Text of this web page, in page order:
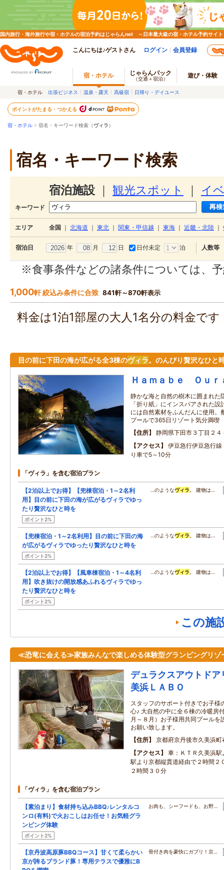
国内旅行・海外旅行や宿・ホテルの宿泊予約はじゃらんnet ～日本最大級の宿・ホテル予約サイト
こんにちは♪ゲストさん ログイン 会員登録
宿・ホテル じゃらんパック
（交通＋宿泊） 遊び・体験
宿・ホテル 出張ビジネス 温泉・露天 高級宿 日帰り・デイユース
ポイントがたまる・つかえる
宿・ホテル > 宿名・キーワード検索（ヴィラ）
宿名・キーワード検索
宿泊施設 観光スポット イ
キーワード
エリア 全国 北海道 東北 関東・甲信越 東海 近畿・北陸
宿泊日 年 月 日 日付未定 泊 人数等
※食事条件などの諸条件については、
1,000軒 絞込み条件に合致 841軒～870軒表示
料金は1泊1部屋の大人1名分の料金で
目の前に下田の海が広がる全3棟のヴィラ。のんびり贅沢なひと
Ｈａｍａｂｅ Ｏｕｒ
静かな海と自然の樹木に囲まれた
「折り紙」にインスパアされた
には自然素材をふんだんに使用。
プールで365日リゾート気分満喫
住所
静岡県下田市３丁目２４
アクセス
伊豆急行伊豆急行
り車で5～10分
「ヴィラ」を含む宿泊プラン
【2泊以上でお得】【兜棟宿泊・1～2名利
用】目の前に下田の海が広がるヴィラでゆっ
たり贅沢なひと時を
ポイント2%
…のようなヴィラ 。 建物は…
【兜棟宿泊・1～2名利用】目の前に下田の海
が広がるヴィラでゆったり贅沢なひと時を
ポイント2%
…のようなヴィラ 。 建物は…
【2泊以上でお得】【風車棟宿泊・1～4名利
用】吹き抜けの開放感あふれるヴィラでゆっ
たり贅沢なひと時を
ポイント2%
…のようなヴィラ 。 建物は…
この施
≪恐竜に会える≫家族みんなで楽しめる体験型グランピングリゾ
デュラクスアウトド
美浜ＬＡＢＯ
スタッフのサポート付きでお子様
心♪ 大自然の中に全６棟の冷暖房
月～８月）お子様用共同プールを
お願い致します。
住所
京都府京丹後市久美浜
アクセス
車：ＫＴＲ久美浜
駅より京都縦貫道経由で２時間２
２時間３０分
「ヴィラ」を含む宿泊プラン
【素泊まり】食材持ち込みBBQ♪レンタルコ
ンロ(有料)で火おこしはお任せ！お気軽グラ
ンピング体験
ポイント2%
お肉も、シーフードも、お野…
【京丹波高原豚BBQコース】甘くて柔らかい
京が誇るブランド豚！専用テラスで優雅にB
骨付き肉を豪快にガブリ！京…